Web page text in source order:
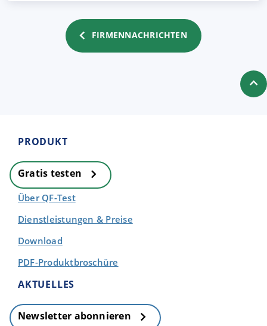
FIRMENNACHRICHTEN
PRODUKT
Gratis testen
Über QF-Test
Dienstleistungen & Preise
Download
PDF-Produktbroschüre
AKTUELLES
Newsletter abonnieren